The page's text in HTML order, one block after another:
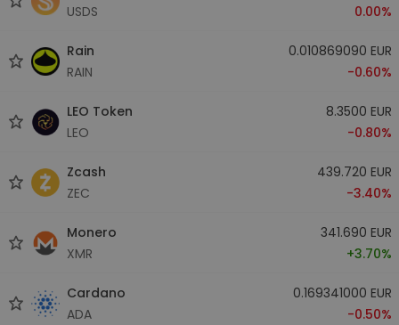
USDS
0.00%
Rain
RAIN
0.010869090 EUR
-0.60%
LEO Token
LEO
8.3500 EUR
-0.80%
Zcash
ZEC
439.720 EUR
-3.40%
Monero
XMR
341.690 EUR
+3.70%
Cardano
ADA
0.169341000 EUR
-0.50%